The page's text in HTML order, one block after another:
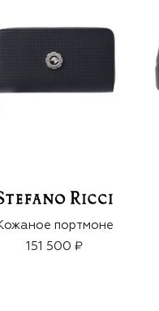
портмоне
151 500 ₽